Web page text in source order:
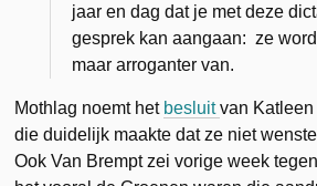
jaar en dag dat je met deze
gesprek kan aangaan: ze
maar arroganter van.
Mothlag noemt het besluitvan Katleen
die duidelijk maakte dat ze niet wenste
Ook Van Brempt zei vorige week